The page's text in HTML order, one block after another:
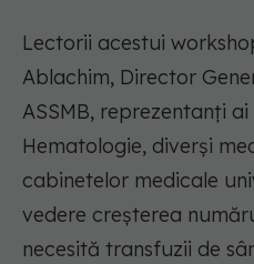
Lectorii acestui
Ablachim, Director
ASSMB, reprezentanți
Hematologie, diverşi
cabinetelor medicale
vedere creşterea
necesită transfuzii de